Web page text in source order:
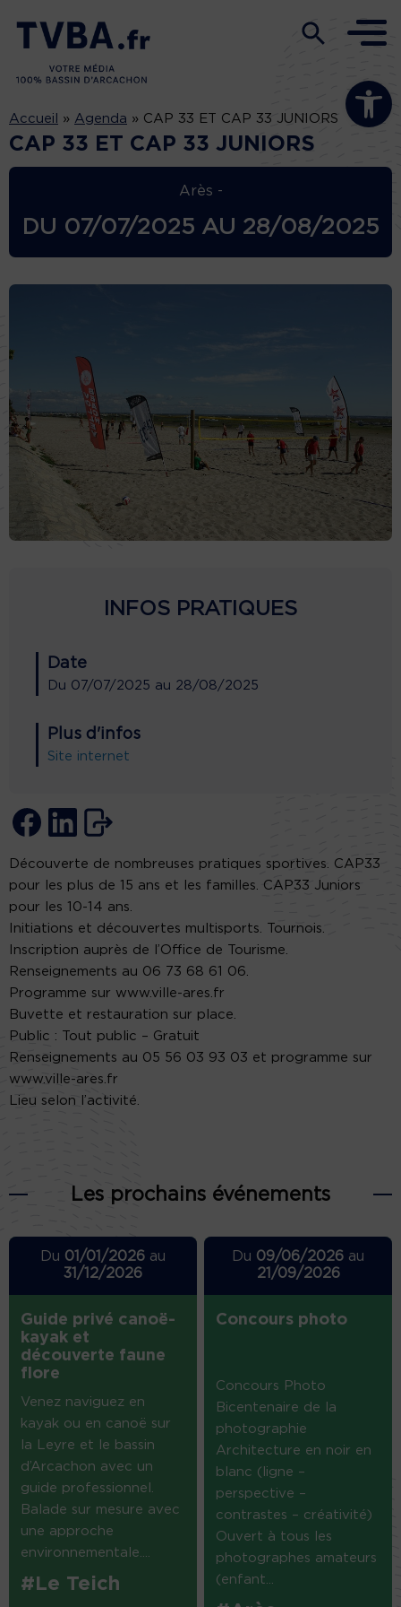
Ouvrir la
Accueil » Agenda » CAP 33 ET CAP 33 JUNIORS
CAP 33 ET CAP 33 JUNIORS
Arès -
DU 07/07/2025 AU 28/08/2025
INFOS PRATIQUES
Date
Du 07/07/2025 au 28/08/2025
Plus d'infos
Site internet
Découverte de nombreuses pratiques sportives. CAP33
pour les plus de 15 ans et les familles. CAP33 Juniors
pour les 10-14 ans.
Initiations et découvertes multisports. Tournois.
Inscription auprès de l’Office de Tourisme.
Renseignements au 06 73 68 61 06.
Programme sur www.ville-ares.fr
Buvette et restauration sur place.
Public : Tout public – Gratuit
Renseignements au 05 56 03 93 03 et programme sur
www.ville-ares.fr
Lieu selon l’activité.
Les prochains événements
Du 01/01/2026au
31/12/2026
Guide privé canoë-
kayak et
découverte faune
flore
Venez naviguez en
kayak ou en canoë sur
la Leyre et le bassin
d’Arcachon avec un
guide professionnel.
Balade sur mesure avec
une approche
environnementale....
#Le Teich
Du 09/06/2026 au
21/09/2026
Concours photo
Concours Photo
Bicentenaire de la
photographie
Architecture en noir en
blanc (ligne –
perspective –
contrastes – créativité)
Ouvert à tous les
photographes amateurs
(enfant...